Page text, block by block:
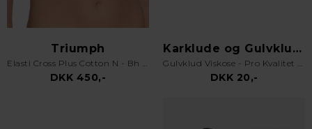
Triumph
Elasti Cross Plus Cotton N - Bh uden bøjle - Hvid
DKK 450,-
Karklude og Gulvklude
Gulvklud Viskose - Pro Kvalitet - Orange
DKK 20,-